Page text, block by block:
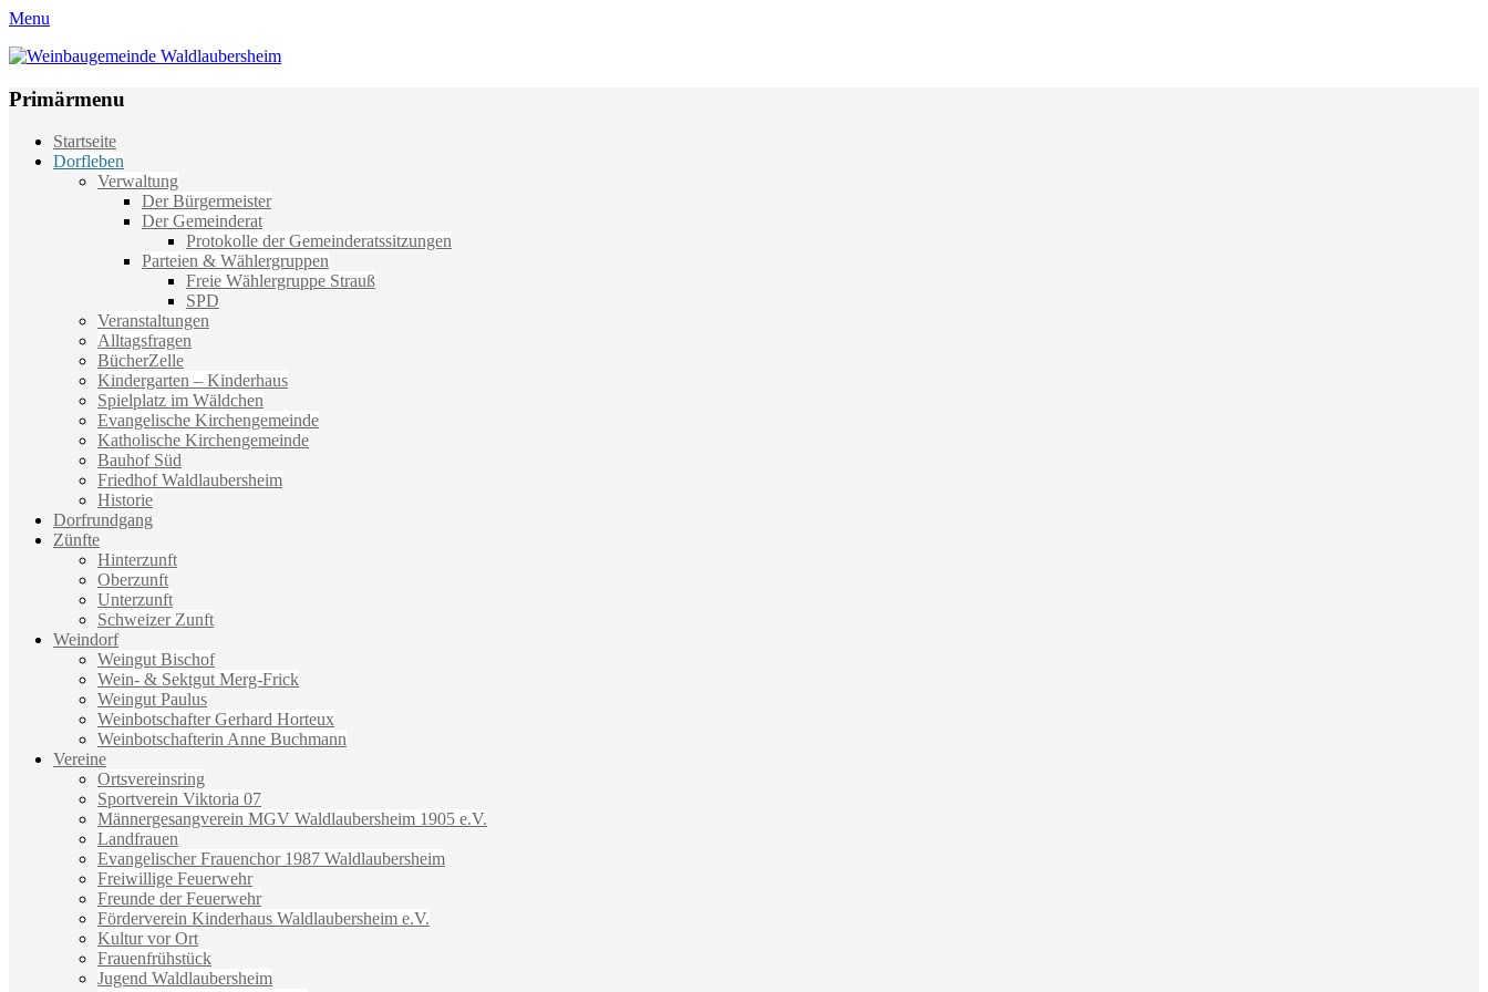
Menu
Weinbaugemeinde Waldlaubersheim
Primärmenu
Weiter
zum
Startseite
Dorfleben
Verwaltung
Der Bürgermeister
Der Gemeinderat
Protokolle der Gemeinderatssitzungen
Parteien & Wählergruppen
Freie Wählergruppe Strauß
SPD
Veranstaltungen
Alltagsfragen
BücherZelle
Kindergarten – Kinderhaus
Spielplatz im Wäldchen
Evangelische Kirchengemeinde
Katholische Kirchengemeinde
Bauhof Süd
Friedhof Waldlaubersheim
Historie
Dorfrundgang
Zünfte
Hinterzunft
Oberzunft
Unterzunft
Schweizer Zunft
Weindorf
Weingut Bischof
Wein- & Sektgut Merg-Frick
Weingut Paulus
Weinbotschafter Gerhard Horteux
Weinbotschafterin Anne Buchmann
Vereine
Ortsvereinsring
Sportverein Viktoria 07
Männergesangverein MGV Waldlaubersheim 1905 e.V.
Landfrauen
Evangelischer Frauenchor 1987 Waldlaubersheim
Freiwillige Feuerwehr
Freunde der Feuerwehr
Förderverein Kinderhaus Waldlaubersheim e.V.
Kultur vor Ort
Frauenfrühstück
Jugend Waldlaubersheim